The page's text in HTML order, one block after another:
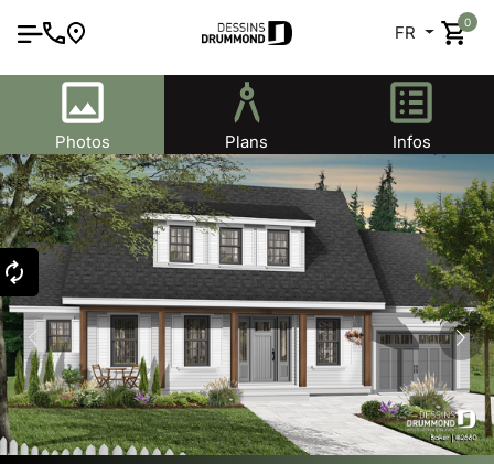
FR
0
Photos Plans Infos